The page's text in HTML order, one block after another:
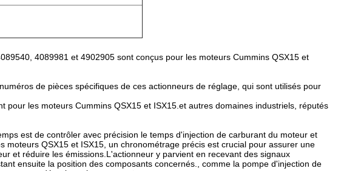
4089981 et 4902905 sont conçus pour les moteurs Cummins QSX15 et
de pièces spécifiques de ces actionneurs de réglage, qui sont utilisés pour
pour les moteurs Cummins QSX15 et ISX15.et autres domaines industriels, réputés
est de contrôler avec précision le temps d'injection de carburant du moteur et
QSX15 et ISX15, un chronométrage précis est crucial pour assurer une
et réduire les émissions.L'actionneur y parvient en recevant des signaux
ensuite la position des composants concernés., comme la pompe d'injection de